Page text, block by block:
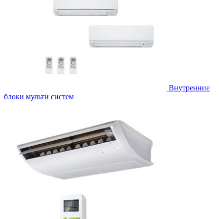
Внутренние
блоки мульти систем